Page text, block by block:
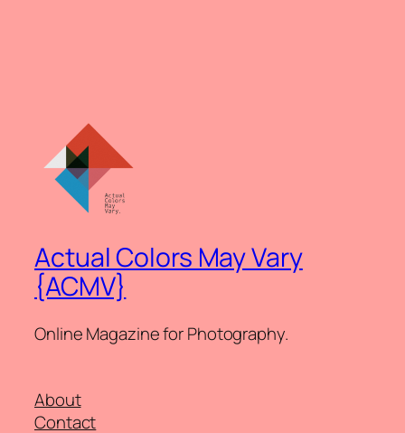
Actual Colors May Vary
{ACMV}
Online Magazine for Photography.
About
Contact